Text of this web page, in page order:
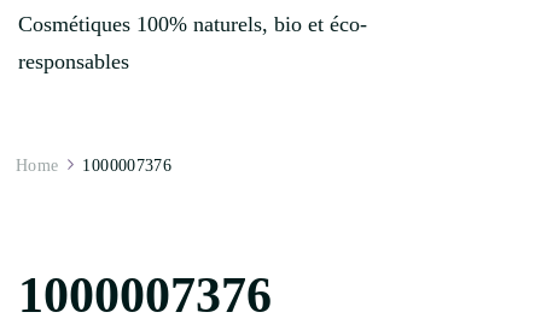
Cosmétiques 100% naturels, bio et éco-
responsables
Home 1000007376
1000007376